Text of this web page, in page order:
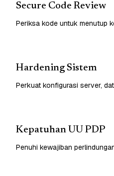
Secure Code Review
Periksa kode untuk menutup
Hardening Sistem
Perkuat konfigurasi server,
Kepatuhan UU PDP
Penuhi kewajiban